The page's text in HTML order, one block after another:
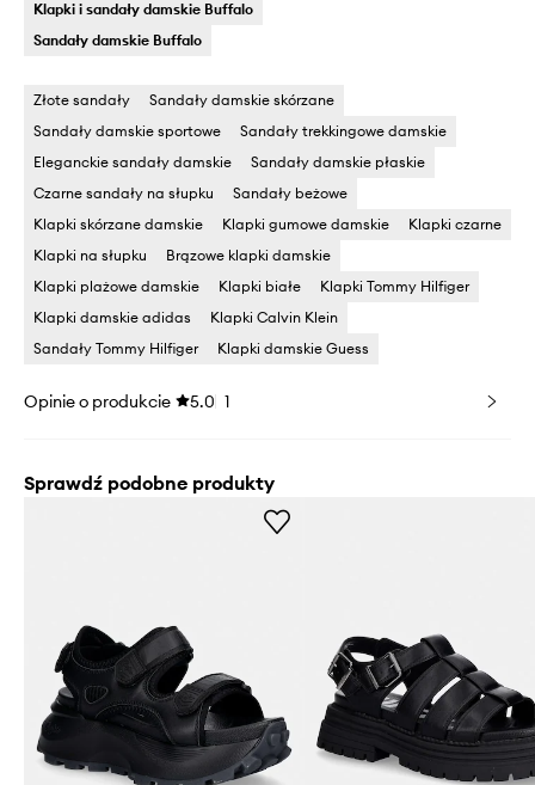
Klapki i sandały damskie Buffalo
Sandały damskie Buffalo
Złote sandały
Sandały damskie skórzane
Sandały damskie sportowe
Sandały trekkingowe damskie
Eleganckie sandały damskie
Sandały damskie płaskie
Czarne sandały na słupku
Sandały beżowe
Klapki skórzane damskie
Klapki gumowe damskie
Klapki czarne
Klapki na słupku
Brązowe klapki damskie
Klapki plażowe damskie
Klapki białe
Klapki Tommy Hilfiger
Klapki damskie adidas
Klapki Calvin Klein
Sandały Tommy Hilfiger
Klapki damskie Guess
Opinie o produkcie 5.0 1
Sprawdź podobne produkty